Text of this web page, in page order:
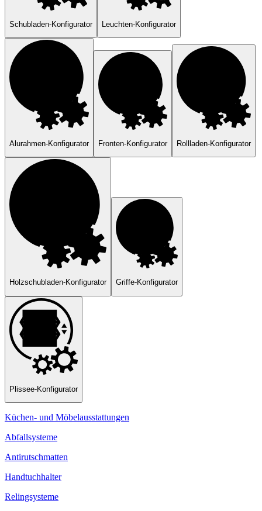
Schubladen-Konfigurator Leuchten-Konfigurator
Alurahmen-Konfigurator Fronten-Konfigurator Rollladen-Konfigurator
Holzschubladen-Konfigurator Griffe-Konfigurator
Plissee-Konfigurator
Küchen- und Möbelausstattungen
Abfallsysteme
Antirutschmatten
Handtuchhalter
Relingsysteme